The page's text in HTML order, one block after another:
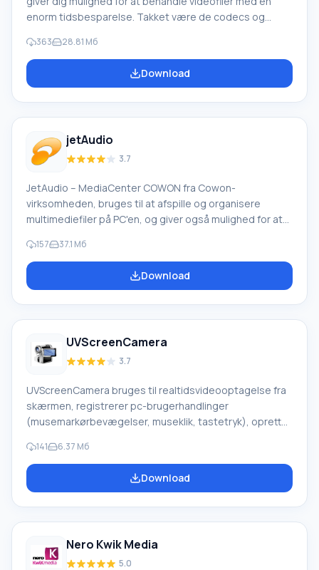
enorm tidsbesparelse. Takket være de codecs og
redigering og afspilning af dine oprettede projekter
samt ændring af deres formater mulig, ligesom
programmet VirtualDub. Derudover understøttes
363 28.81 Мб
Download
jetAudio
3.7
JetAudio – MediaCenter COWON fra Cowon-
virksomheden, bruges til at afspille og organisere
multimediefiler på PC'en, og giver også mulighed for at
lytte til og oprette en radiostation, optage lyd fra en
mikrofon og andre lydenheder og meget mere. JetAudio
kombinerer en mixer med en 20-bånds equalizer, en
af vi
157 37.1 Mб
Download
UVScreenCamera
3.7
UVScreenCamera bruges til realtidsvideooptagelse fra
skærmen, registrerer pc-brugerhandlinger
(musemarkørbevægelser, museklik, tastetryk), opretter
FLV, UVF, SWF, EXE, AVI-formater og GIF-lydanimationer. I
EXE- og UVF-formater er videoen kompakt i størrelse.
UVScreenCamera fremhæver markøren under museklik
141 6.37 Mб
Download
Nero Kwik Media
5.0